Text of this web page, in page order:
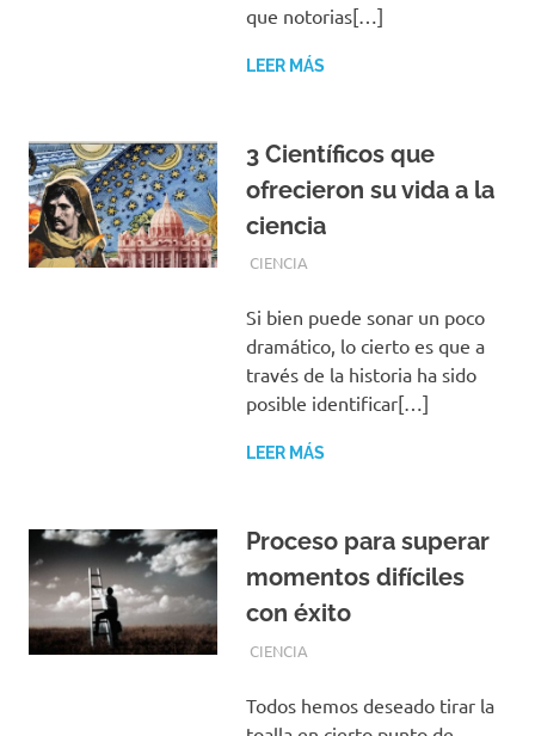
que notorias[…]
LEER MÁS
3 Científicos que
ofrecieron su vida a la
ciencia
JULIO 11, 2019
EQUIPO DE REDACCIÓN
CIENCIA
Si bien puede sonar un poco
dramático, lo cierto es que a
través de la historia ha sido
posible identificar[…]
LEER MÁS
Proceso para superar
momentos difíciles
con éxito
JULIO 10, 2019
EQUIPO DE REDACCIÓN
CIENCIA
Todos hemos deseado tirar la